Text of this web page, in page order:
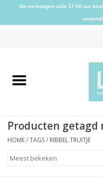
Home
Schoenen
Producten
HOME/TAGS/ RIBBEL TRUITJE
Op werkdagen vóór 17:00 uur